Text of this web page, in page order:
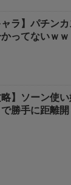
ャラ】パチン
かってないｗｗ
略】ソーン使
勝手に距離